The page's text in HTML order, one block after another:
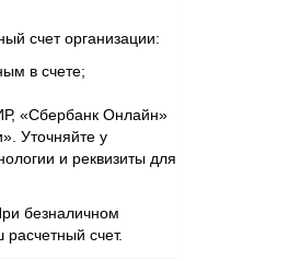
счет организации:
в счете;
«Сбербанк Онлайн»
Уточняйте у
и реквизиты для
безналичном
счет.